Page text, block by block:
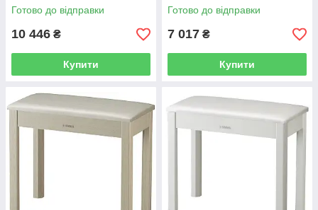
Готово до відправки
10 446 ₴
Купити
Готово до відправки
7 017 ₴
Купити